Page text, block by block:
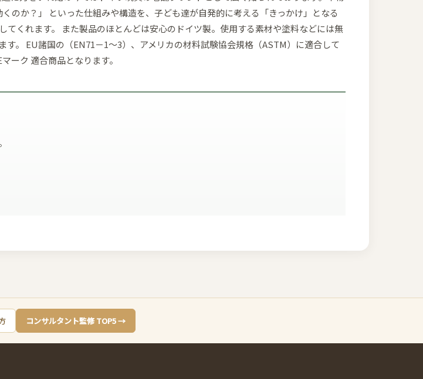
のか？」 といった仕組みや構造を、子ども達が自発的に考える「きっかけ」となる
てくれます。 また製品のほとんどは安心のドイツ製。使用する素材や塗料などには無
。 EU諸国の（EN71－1～3）、アメリカの材料試験協会規格（ASTM）に適合して
ーク 適合商品となります。
コンサルタント監修 TOP5 →